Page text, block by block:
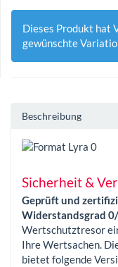
Dieses Produkt hat
gewünschte
Beschreibung
Sicherheit &
Geprüft und
Widerstandsgrad
Wertschutztresor
Ihre Wertsachen.
bietet folgende